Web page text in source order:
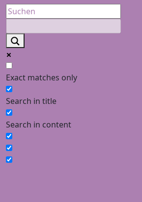
Exact matches only
Search in title
Search in content